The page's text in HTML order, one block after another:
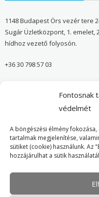
Fontosnak
védelmét
A böngészési élmény
tartalmak megjelenítése,
sütiket (cookie) használunk. Az
hozzájárulhat a sütik
1148 Budapest Örs vezér tere
Sugár Üzletközpont, 1. emelet,
hídhoz vezető folyosón.
+36 30 798 57 03
Önvédelmi Bolt – Főoldal
Adatvédelmi tájékoztató